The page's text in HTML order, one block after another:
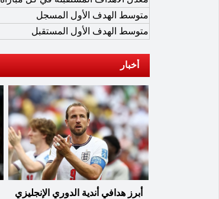
متوسط الهدف الأول المسجل
متوسط الهدف الأول المستقبل
أخبار
أبرز هدافي أندية الدوري الإنجليزي